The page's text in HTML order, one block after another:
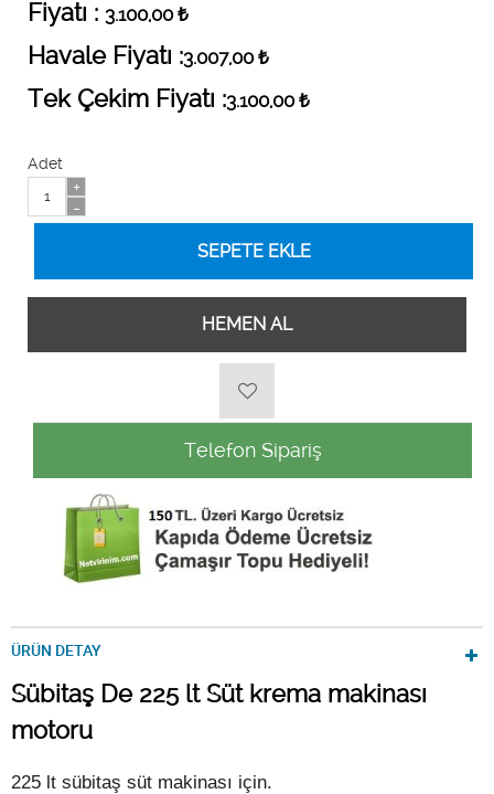
Fiyatı : 3.100,00₺
Havale Fiyatı :3.007,00₺
Tek Çekim Fiyatı :3.100,00₺
Adet
+
-
HEMEN AL
Telefon Sipariş
ÜRÜN DETAY
Sübitaş De 225 lt Süt krema makinası
motoru
225 lt sübitaş süt makinası için.